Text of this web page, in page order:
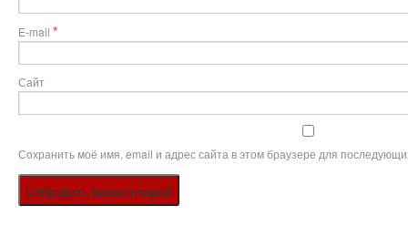
E-mail *
Сайт
Сохранить моё имя, email и адрес сайта в этом браузере для